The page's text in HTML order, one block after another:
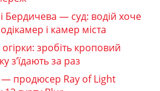
Бердичева — суд: водій хоче
і камер міста
зробіть кроповий
з’їдають за раз
продюсер Ray of Light